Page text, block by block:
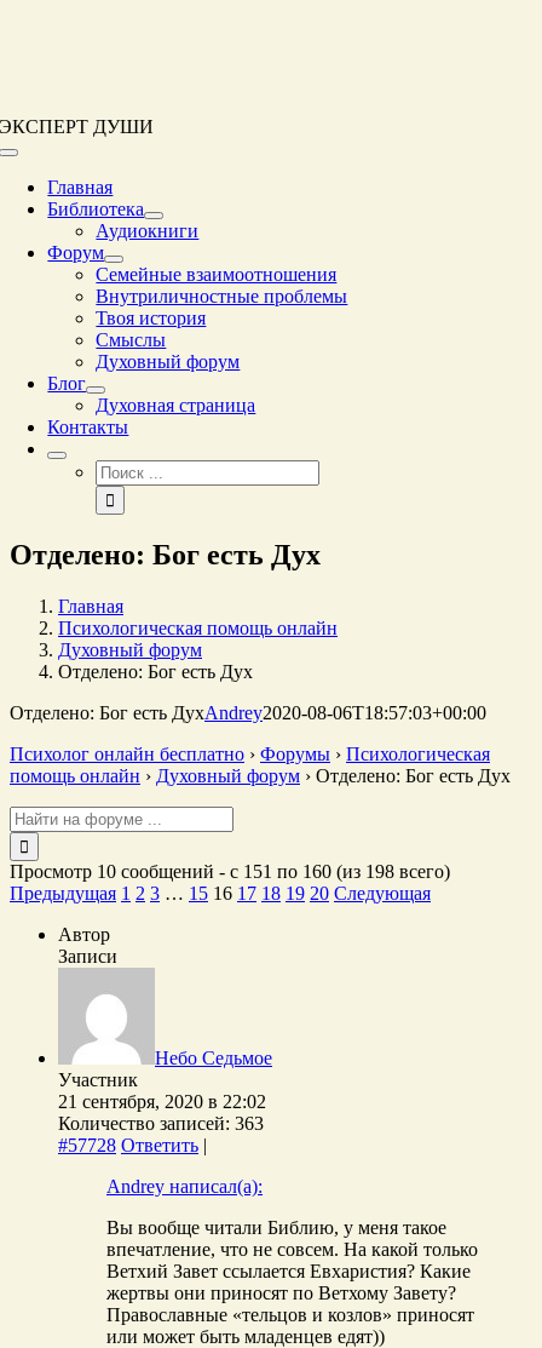
ЭКСПЕРТ ДУШИ
Переключение
навигацииГлавная
Библиотека
Аудиокниги
Форум
Семейные взаимоотношения
Внутриличностные проблемы
Твоя история
Смыслы
Духовный форум
Блог
Духовная страница
Контакты
Результат
поиска:
Отделено: Бог есть Дух
Главная
Психологическая помощь онлайн
Духовный форум
Отделено: Бог есть Дух
Отделено: Бог есть ДухAndrey2020-08-06T18:57:03+00:00
Психолог онлайн бесплатно › Форумы › Психологическая
помощь онлайн › Духовный форум › Отделено: Бог есть Дух
Поиск:
Просмотр 10 сообщений - с 151 по 160 (из 198 всего)
Предыдущая 1 2 3 … 15 16 17 18 19 20 Следующая
Автор
Записи
Небо Седьмое
Участник
21 сентября, 2020 в 22:02
Количество записей: 363
#57728 Ответить |
Andrey написал(а):
Вы вообще читали Библию, у меня такое
впечатление, что не совсем. На какой только
Ветхий Завет ссылается Евхаристия? Какие
жертвы они приносят по Ветхому Завету?
Православные «тельцов и козлов» приносят
или может быть младенцев едят))